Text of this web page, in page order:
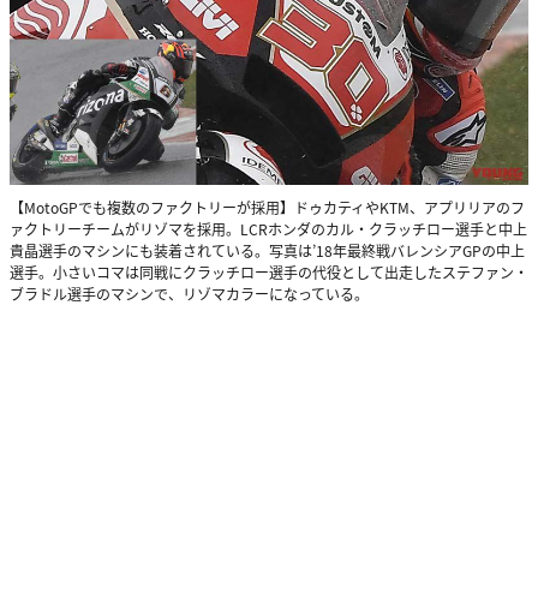
【MotoGPでも複数のファクトリーが採用】ドゥカティやKTM、アプリリアのフ
ァクトリーチームがリゾマを採用。LCRホンダのカル・クラッチロー選手と中上
貴晶選手のマシンにも装着されている。写真は’18年最終戦バレンシアGPの中上
選手。小さいコマは同戦にクラッチロー選手の代役として出走したステファン・
ブラドル選手のマシンで、リゾマカラーになっている。